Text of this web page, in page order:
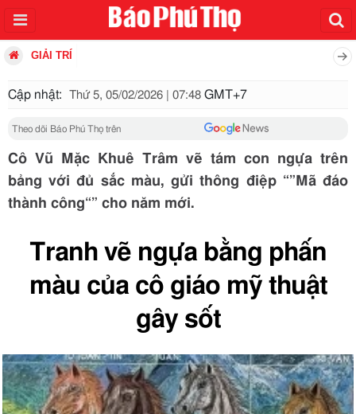
GIẢI TRÍ
Cập nhật: Thứ 5, 05/02/2026 | 07:48 GMT+7
Theo dõi Báo Phú Thọ trên
Cô Vũ Mặc Khuê Trâm vẽ tám con ngựa trên
bảng với đủ sắc màu, gửi thông điệp “”Mã đáo
thành công“” cho năm mới.
Tranh vẽ ngựa bằng phấn
màu của cô giáo mỹ thuật
gây sốt